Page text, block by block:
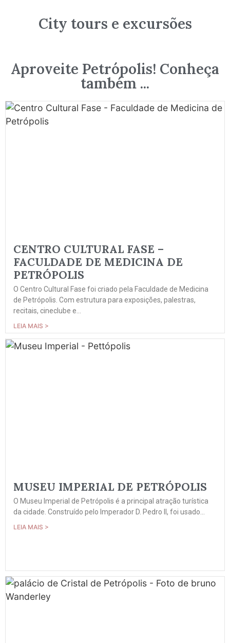
City tours e excursões
Aproveite Petrópolis! Conheça
também ...
CENTRO CULTURAL FASE –
FACULDADE DE MEDICINA DE
PETRÓPOLIS
O Centro Cultural Fase foi criado pela Faculdade de Medicina
de Petrópolis. Com estrutura para exposições, palestras,
recitais, cineclube e...
LEIA MAIS >
MUSEU IMPERIAL DE PETRÓPOLIS
O Museu Imperial de Petrópolis é a principal atração turística
da cidade. Construído pelo Imperador D. Pedro II, foi usado...
LEIA MAIS >